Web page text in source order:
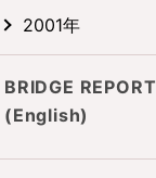
2001年
BRIDGE REPORT
(English)